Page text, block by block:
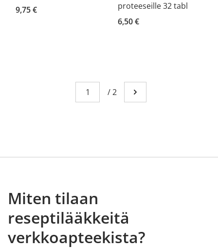
9,75 €
proteeseille 32 tabl
6,50 €
Sivu
You're currently reading page 1
/2 Mene seuraavalle
Miten tilaan
reseptilääkkeitä
verkkoapteekista?